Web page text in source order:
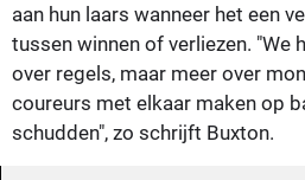
aan hun laars wanneer het een
tussen winnen of verliezen. "We
over regels, maar meer over
coureurs met elkaar maken op
schudden", zo schrijft Buxton.